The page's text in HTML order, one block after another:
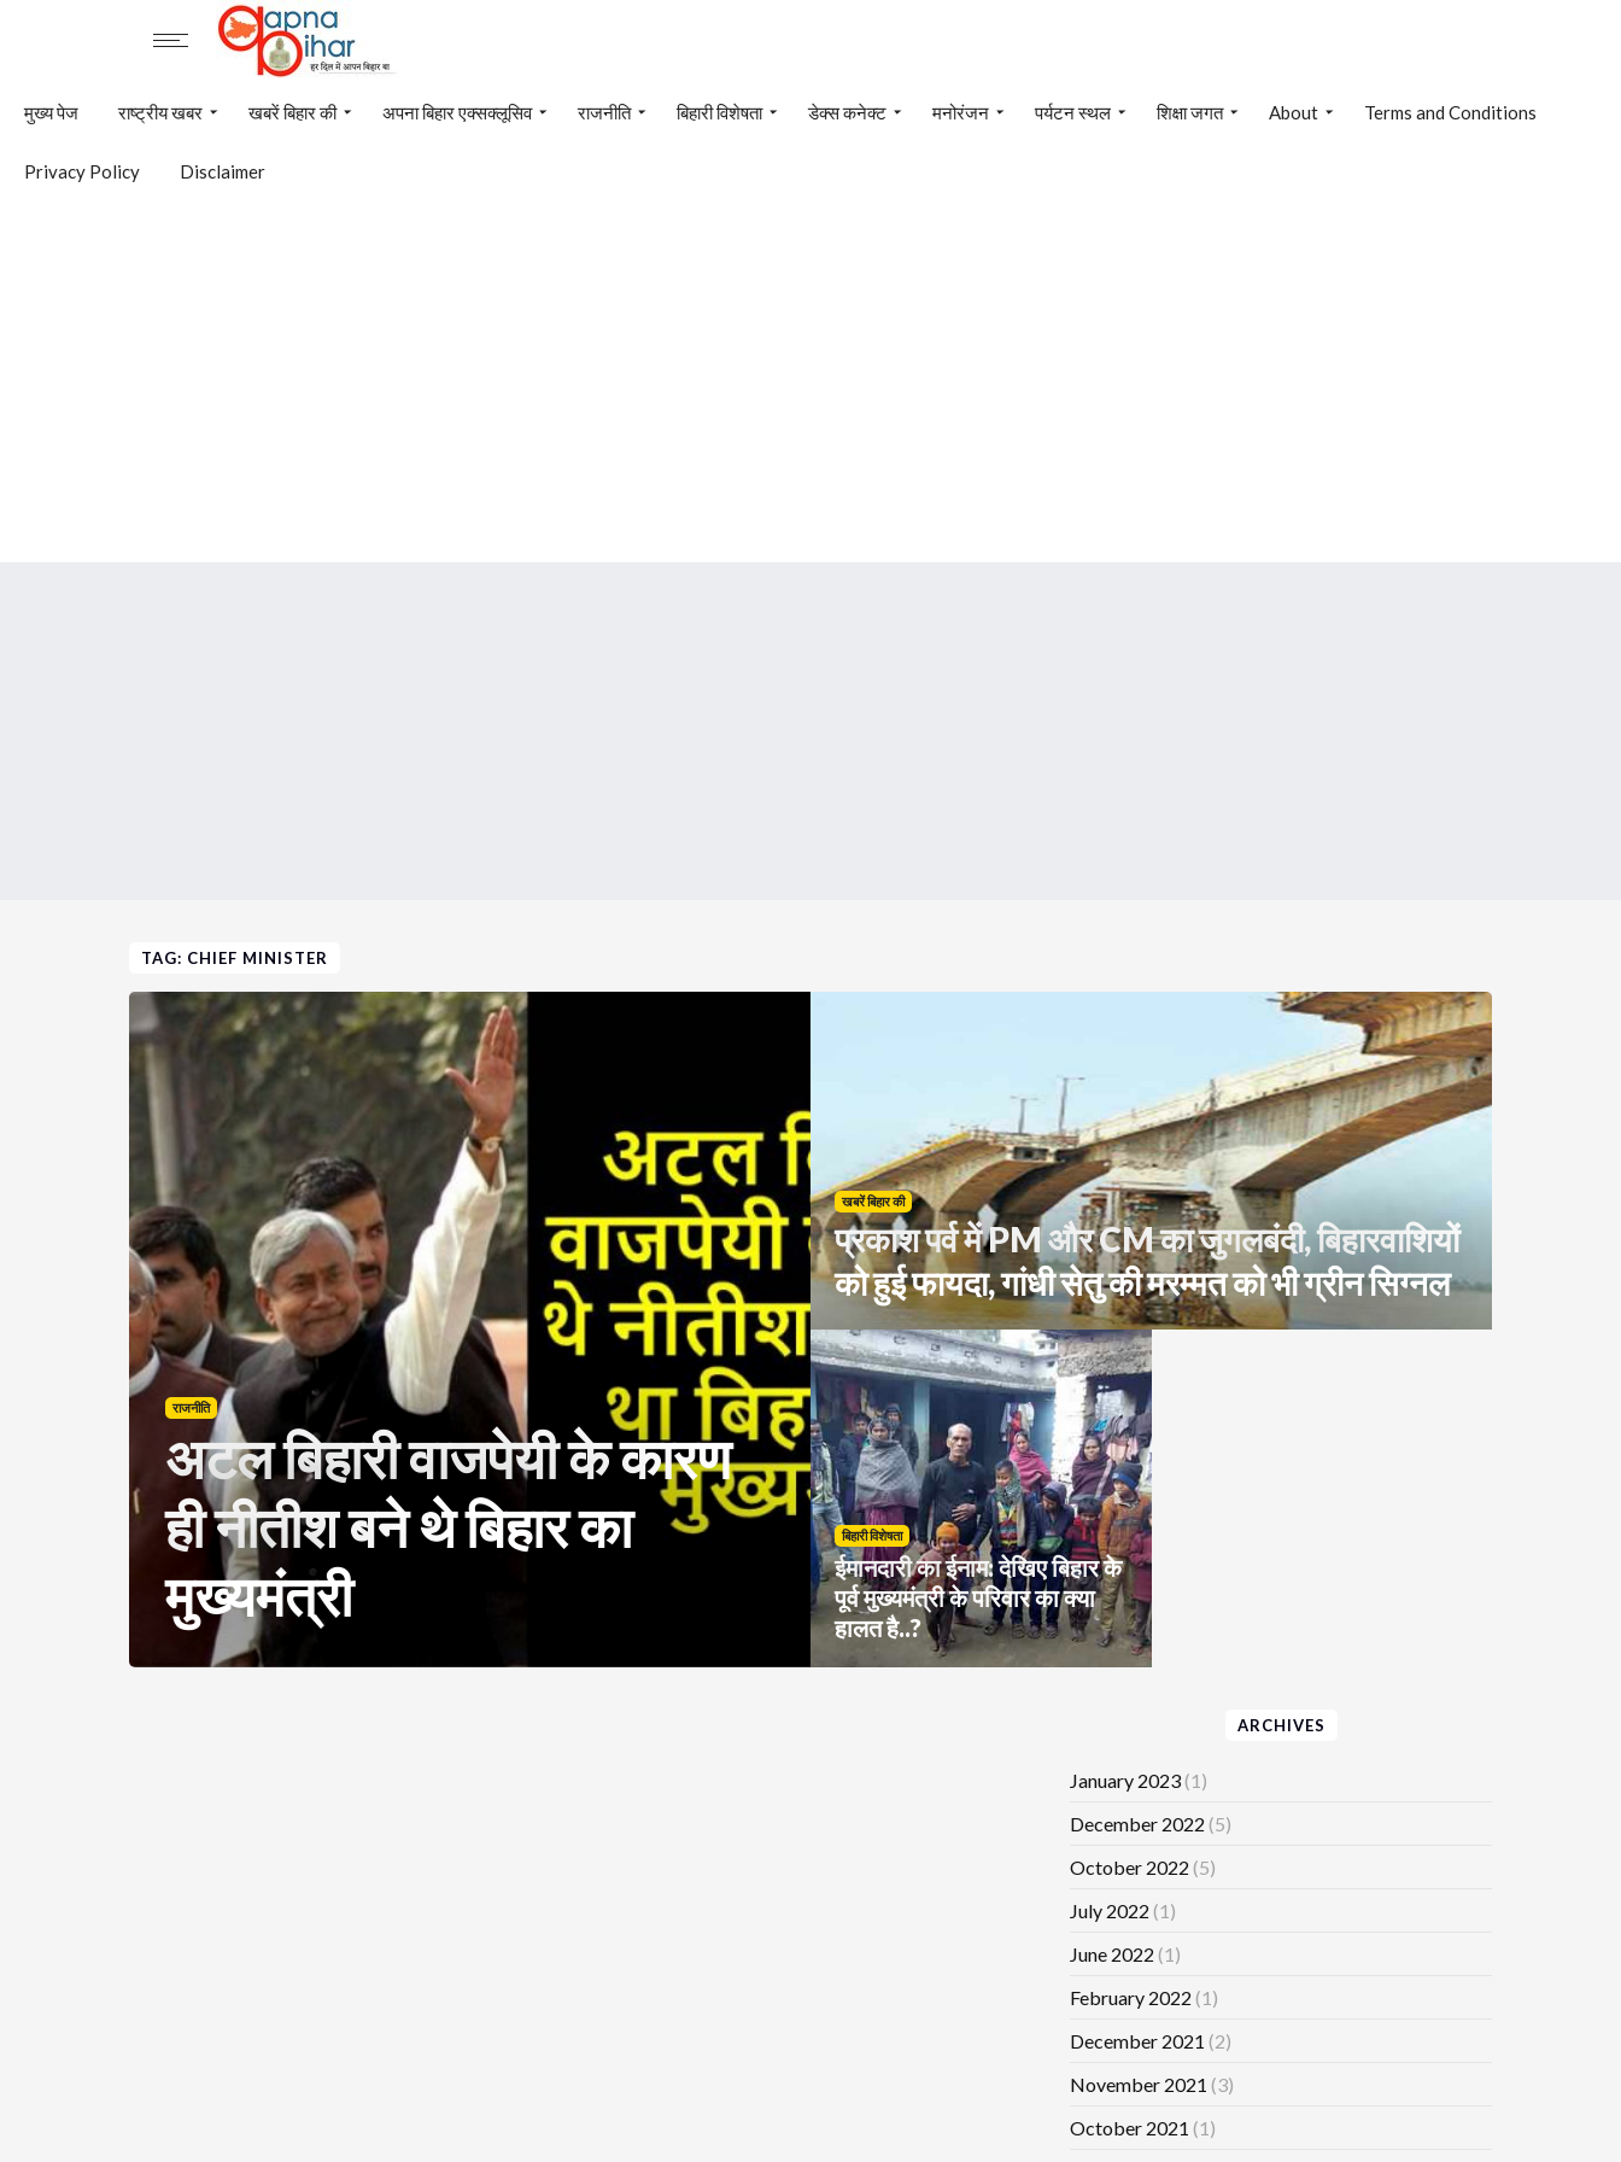
मुख्य पेज राष्ट्रीय खबर खबरें बिहार की अपना बिहार एक्सक्लूसिव राजनीति बिहारी विशेषता डेक्स कनेक्ट मनोरंजन पर्यटन स्थल शिक्षा जगत About Terms and Conditions
Privacy Policy Disclaimer
TAG: CHIEF MINISTER
राजनीति
अटल बिहारी वाजपेयी के कारण
ही नीतीश बने थे बिहार का
मुख्यमंत्री
खबरें बिहार की
प्रकाश पर्व में PM और CM का जुगलबंदी, बिहारवाशियों
को हुई फायदा, गांधी सेतु की मरम्मत को भी ग्रीन सिग्नल
बिहारी विशेषता
ईमानदारी का ईनाम: देखिए बिहार के
पूर्व मुख्यमंत्री के परिवार का क्या
हालत है..?
ARCHIVES
January 2023(1)
December 2022 (5)
October 2022 (5)
July 2022 (1)
June 2022 (1)
February 2022 (1)
December 2021 (2)
November 2021 (3)
October 2021 (1)